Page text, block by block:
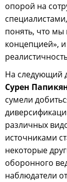
опорой на
понять, что мы
концепцией»,
На следующий
Сурен
сумели
различных
источниками
некоторые
оборонного
наблюдатели